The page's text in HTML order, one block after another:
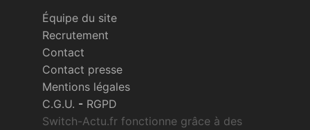
Équipe du site
Recrutement
Contact
Contact presse
Mentions légales
C.G.U. - RGPD
Switch-Actu.fr fonctionne grâce à des